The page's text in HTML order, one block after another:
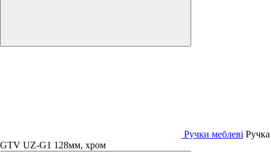
Ручки меблеві Ручка
GTV UZ-G1 128мм, хром